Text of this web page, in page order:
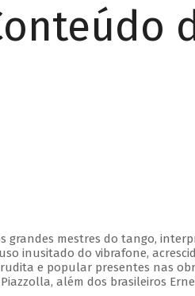
grandes mestres do tango,
inusitado do vibrafone,
e popular presentes nas
além dos brasileiros